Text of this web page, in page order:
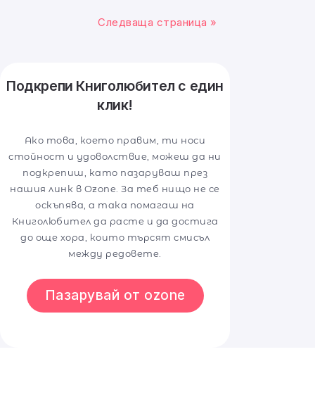
Следваща страница »
Подкрепи Книголюбител с един
клик!
Ако това, което правим, ти носи
стойност и удоволствие, можеш да ни
подкрепиш, като пазаруваш през
нашия линк в Ozone. За теб нищо не се
оскъпява, а така помагаш на
Книголюбител да расте и да достига
до още хора, които търсят смисъл
между редовете.
Пазарувай от ozone